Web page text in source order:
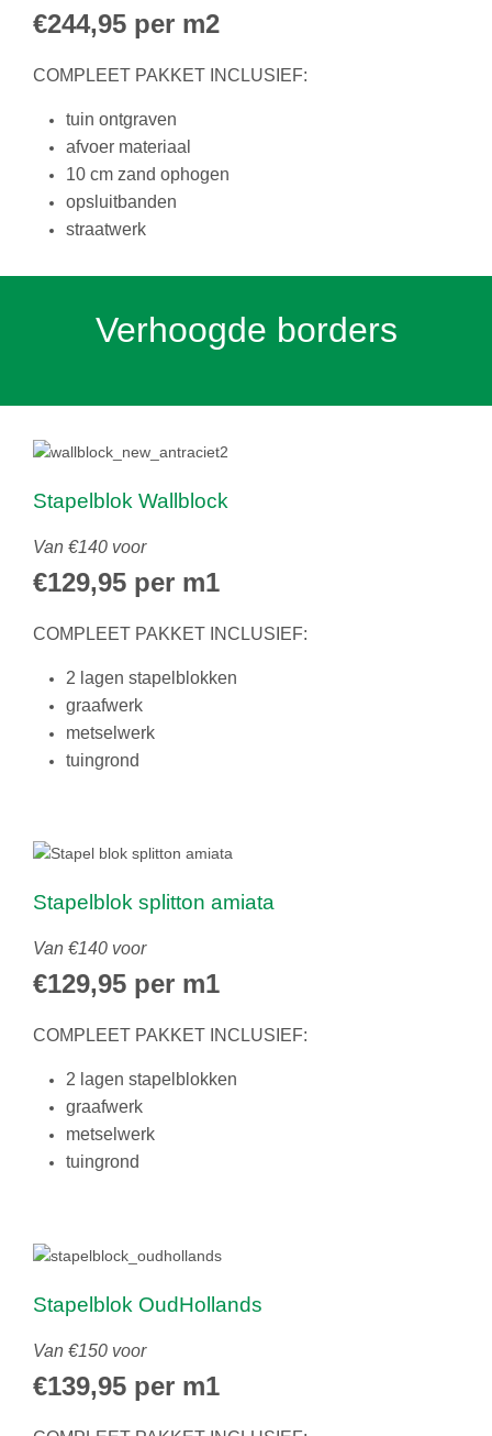
€244,95 per m2
COMPLEET PAKKET INCLUSIEF:
tuin ontgraven
afvoer materiaal
10 cm zand ophogen
opsluitbanden
straatwerk
Verhoogde borders
Stapelblok Wallblock
Van €140 voor
€129,95 per m1
COMPLEET PAKKET INCLUSIEF:
2 lagen stapelblokken
graafwerk
metselwerk
tuingrond
Stapelblok splitton amiata
Van €140 voor
€129,95 per m1
COMPLEET PAKKET INCLUSIEF:
2 lagen stapelblokken
graafwerk
metselwerk
tuingrond
Stapelblok OudHollands
Van €150 voor
€139,95 per m1